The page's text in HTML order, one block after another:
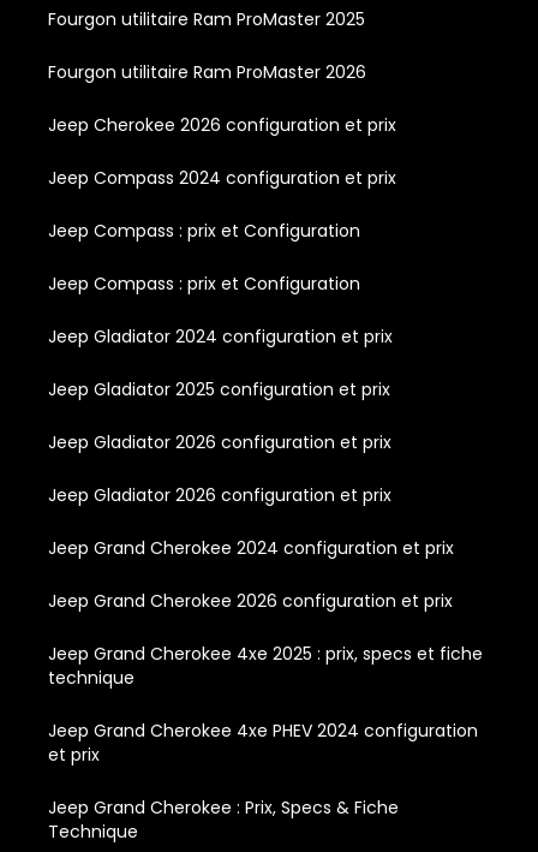
Fourgon utilitaire Ram ProMaster 2025
Fourgon utilitaire Ram ProMaster 2026
Jeep Cherokee 2026 configuration et prix
Jeep Compass 2024 configuration et prix
Jeep Compass : prix et Configuration
Jeep Compass : prix et Configuration
Jeep Gladiator 2024 configuration et prix
Jeep Gladiator 2025 configuration et prix
Jeep Gladiator 2026 configuration et prix
Jeep Gladiator 2026 configuration et prix
Jeep Grand Cherokee 2024 configuration et prix
Jeep Grand Cherokee 2026 configuration et prix
Jeep Grand Cherokee 4xe 2025 : prix, specs et fiche
technique
Jeep Grand Cherokee 4xe PHEV 2024 configuration
et prix
Jeep Grand Cherokee : Prix, Specs & Fiche
Technique